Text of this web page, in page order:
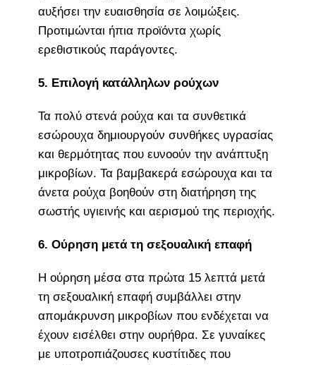
αυξήσει την ευαισθησία σε λοιμώξεις.
Προτιμώνται ήπια προϊόντα χωρίς
ερεθιστικούς παράγοντες.
5. Επιλογή κατάλληλων ρούχων
Τα πολύ στενά ρούχα και τα συνθετικά
εσώρουχα δημιουργούν συνθήκες υγρασίας
και θερμότητας που ευνοούν την ανάπτυξη
μικροβίων. Τα βαμβακερά εσώρουχα και τα
άνετα ρούχα βοηθούν στη διατήρηση της
σωστής υγιεινής και αερισμού της περιοχής.
6. Ούρηση μετά τη σεξουαλική επαφή
Η ούρηση μέσα στα πρώτα 15 λεπτά μετά
τη σεξουαλική επαφή συμβάλλει στην
απομάκρυνση μικροβίων που ενδέχεται να
έχουν εισέλθει στην ουρήθρα. Σε γυναίκες
με υποτροπιάζουσες κυστίτιδες που